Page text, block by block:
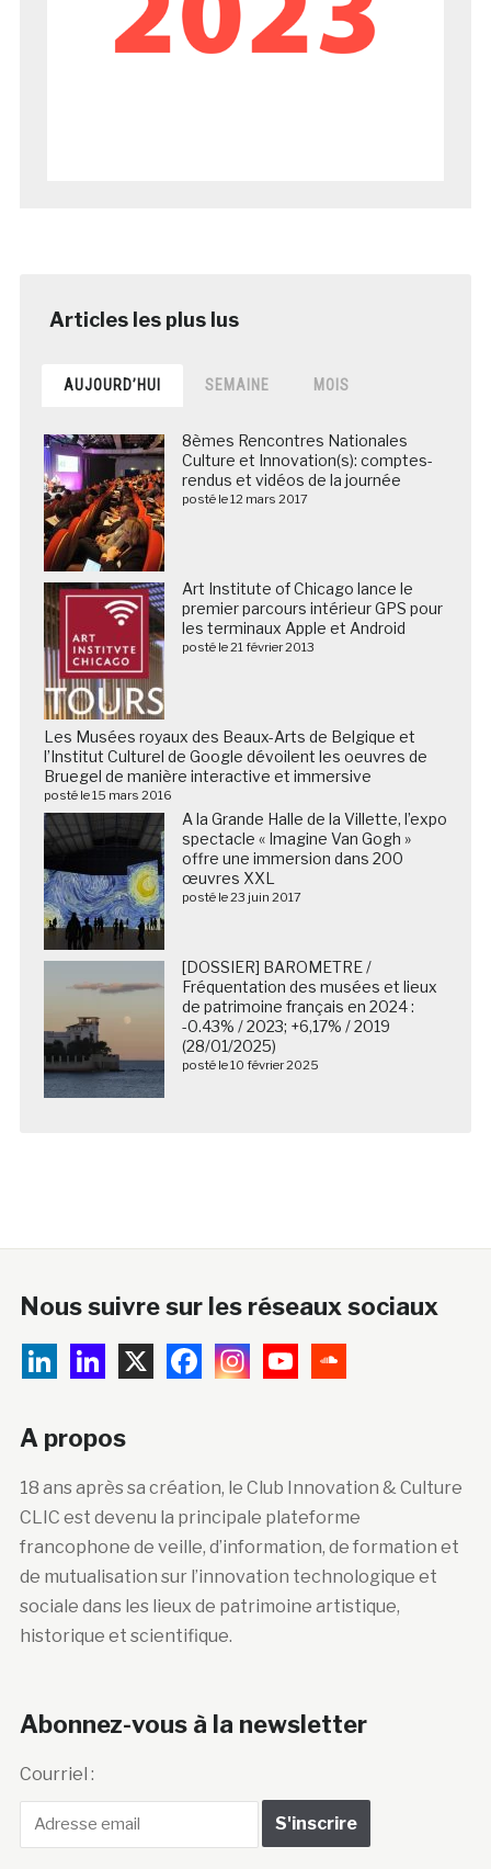
AUJOURD’HUI SEMAINE MOIS
8èmes Rencontres Nationales
Culture et Innovation(s): comptes-
rendus et vidéos de la journée
posté le 12 mars 2017
Art Institute of Chicago lance le
premier parcours intérieur GPS pour
les terminaux Apple et Android
posté le 21 février 2013
Les Musées royaux des Beaux-Arts de Belgique et
l’Institut Culturel de Google dévoilent les oeuvres de
Bruegel de manière interactive et immersive
posté le 15 mars 2016
A la Grande Halle de la Villette, l’expo
spectacle « Imagine Van Gogh »
offre une immersion dans 200
œuvres XXL
posté le 23 juin 2017
[DOSSIER] BAROMETRE /
Fréquentation des musées et lieux
de patrimoine français en 2024 :
-0.43% / 2023; +6,17% / 2019
(28/01/2025)
posté le 10 février 2025
Nous suivre sur les réseaux sociaux
A propos
18 ans après sa création, le Club Innovation & Culture
CLIC est devenu la principale plateforme
francophone de veille, d’information, de formation et
de mutualisation sur l’innovation technologique et
sociale dans les lieux de patrimoine artistique,
historique et scientifique.
Abonnez-vous à la newsletter
Courriel :